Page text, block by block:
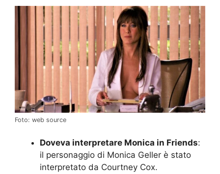
Foto: web source
Doveva interpretare Monica in Friends:
il personaggio di Monica Geller è stato
interpretato da Courtney Cox.